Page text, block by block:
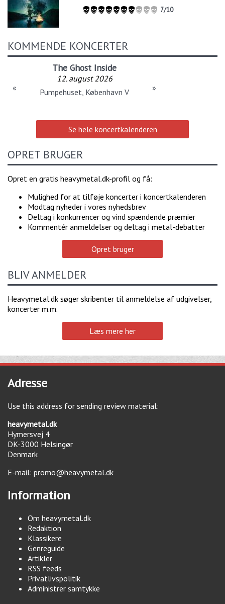
7/10
KOMMENDE KONCERTER
The Ghost Inside
12. august 2026
Pumpehuset, København V
« »
Se hele koncertkalenderen
OPRET BRUGER
Opret en gratis heavymetal.dk-profil og få:
Mulighed for at tilføje koncerter i koncertkalenderen
Modtag nyheder i vores nyhedsbrev
Deltag i konkurrencer og vind spændende præmier
Kommentér anmeldelser og deltag i metal-debatter
Opret bruger
BLIV ANMELDER
Heavymetal.dk søger skribenter til anmeldelse af udgivelser,
koncerter m.m.
Læs mere her
Adresse
Use this address for sending review material:
heavymetal.dk
Hymersvej 4
DK-3000 Helsingør
Denmark
E-mail: promo@heavymetal.dk
Information
Om heavymetal.dk
Redaktion
Klassikere
Genreguide
Artikler
RSS feeds
Privatlivspolitik
Administrer samtykke